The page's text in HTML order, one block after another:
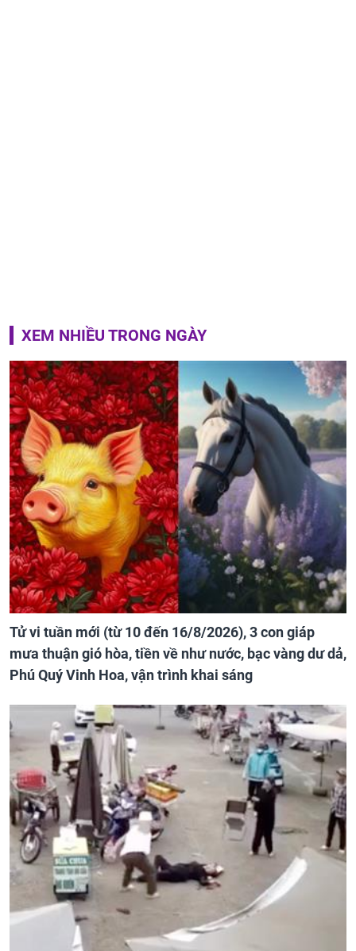
XEM NHIỀU TRONG NGÀY
Tử vi tuần mới (từ 10 đến 16/8/2026), 3 con giáp
mưa thuận gió hòa, tiền về như nước, bạc vàng dư dả,
Phú Quý Vinh Hoa, vận trình khai sáng